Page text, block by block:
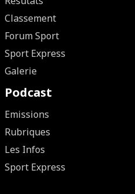
Classement
Forum Sport
Sport Express
Galerie
Podcast
Emissions
Rubriques
Les Infos
Sport Express